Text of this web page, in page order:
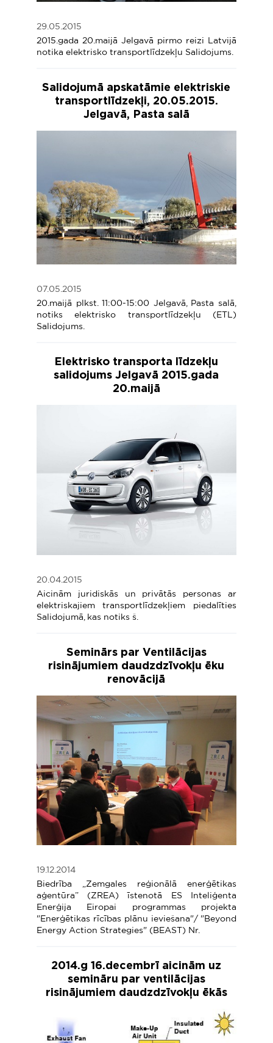
29.05.2015
2015.gada 20.maijā Jelgavā pirmo reizi Latvijā
notika elektrisko transportlīdzekļu Salidojums.
Salidojumā apskatāmie elektriskie
transportlīdzekļi, 20.05.2015.
Jelgavā, Pasta salā
07.05.2015
20.maijā plkst. 11:00-15:00 Jelgavā, Pasta salā,
notiks elektrisko transportlīdzekļu (ETL)
Salidojums.
Elektrisko transporta līdzekļu
salidojums Jelgavā 2015.gada
20.maijā
20.04.2015
Aicinām juridiskās un privātās personas ar
elektriskajiem transportlīdzekļiem piedalīties
Salidojumā, kas notiks š.
Seminārs par Ventilācijas
risinājumiem daudzdzīvokļu ēku
renovācijā
19.12.2014
Biedrība „Zemgales reģionālā enerģētikas
aģentūra” (ZREA) īstenotā ES Inteliģenta
Enerģija Eiropai programmas projekta
"Enerģētikas rīcības plānu ieviešana"/ "Beyond
Energy Action Strategies" (BEAST) Nr.
2014.g 16.decembrī aicinām uz
semināru par ventilācijas
risinājumiem daudzdzīvokļu ēkās